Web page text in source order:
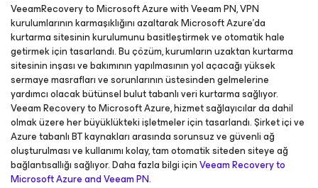
VeeamRecovery to Microsoft Azure with Veeam PN, VPN
kurulumlarının karmaşıklığını azaltarak Microsoft Azure’da
kurtarma sitesinin kurulumunu basitleştirmek ve otomatik hale
getirmek için tasarlandı. Bu çözüm, kurumların uzaktan kurtarma
sitesinin inşası ve bakımının yapılmasının yol açacağı yüksek
sermaye masrafları ve sorunlarının üstesinden gelmelerine
yardımcı olacak bütünsel bulut tabanlı veri kurtarma sağlıyor.
Veeam Recovery to Microsoft Azure, hizmet sağlayıcılar da dahil
olmak üzere her büyüklükteki işletmeler için tasarlandı. Şirket içi ve
Azure tabanlı BT kaynakları arasında sorunsuz ve güvenli ağ
oluşturulması ve kullanımı kolay, tam otomatik siteden siteye ağ
bağlantısallığı sağlıyor. Daha fazla bilgi içinVeeam Recovery to
Microsoft Azure and Veeam PN.